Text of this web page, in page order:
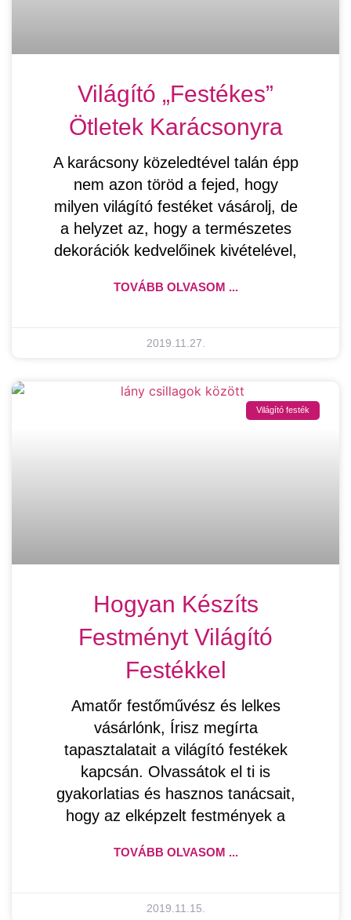
Világító „festékes”
Ötletek Karácsonyra
A karácsony közeledtével talán épp
nem azon töröd a fejed, hogy
milyen világító festéket vásárolj, de
a helyzet az, hogy a természetes
dekorációk kedvelőinek kivételével,
TOVÁBB OLVASOM ...
2019.11.27.
Világító festék
Hogyan Készíts
Festményt Világító
Festékkel
Amatőr festőművész és lelkes
vásárlónk, Írisz megírta
tapasztalatait a világító festékek
kapcsán. Olvassátok el ti is
gyakorlatias és hasznos tanácsait,
hogy az elképzelt festmények a
TOVÁBB OLVASOM ...
2019.11.15.